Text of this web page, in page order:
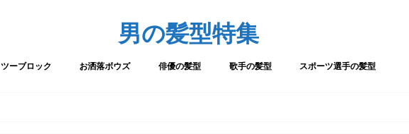
男の髪型特集
ツーブロック お洒落ボウズ 俳優の髪型 歌手の髪型 スポーツ選手の髪型